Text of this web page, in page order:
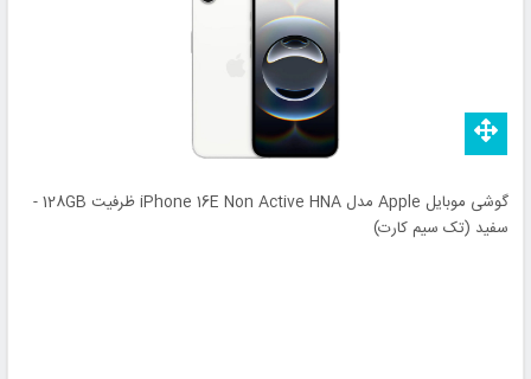
گوشی موبایل Apple مدل iPhone 16E Non Active HNA ظرفیت 128GB -
سفید (تک سیم کارت)